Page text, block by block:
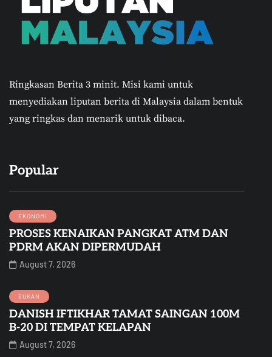
Ringkasan Berita 3 minit. Misi kami untuk
menyediakan liputan berita di Malaysia dalam bentuk
yang ringkas dan menarik untuk dibaca.
Popular
EKONOMI
PROSES KENAIKAN PANGKAT ATM DAN
PDRM AKAN DIPERMUDAH
August 7, 2026
SUKAN
DANISH IFTIKHAR TAMAT SAINGAN 100M
B-20 DI TEMPAT KELAPAN
August 7, 2026